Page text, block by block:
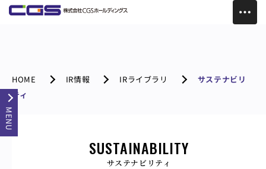
HOME IR情報 IRライブラリ
サステナビリ
ティ
SUSTAINABILITY
サステナビリティ
MENU